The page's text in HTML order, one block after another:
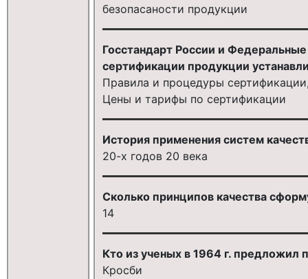
безопасаности продукции
Госстандарт России и
сертификации продукции
Правила и процедуры
Цены и тарифы по сертификации
История применения систем
20-х годов 20 века
Сколько принципов качества
14
Кто из ученых в 1964 г. предложил
Кросби